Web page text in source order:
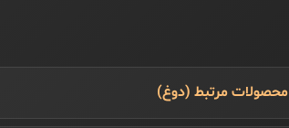
محصولات مرتبط (دوغ)